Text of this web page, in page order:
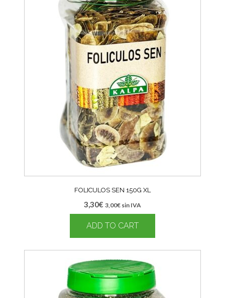
FOLICULOS SEN 150G XL
3,30€ 3,00€ sin IVA
ADD TO CART